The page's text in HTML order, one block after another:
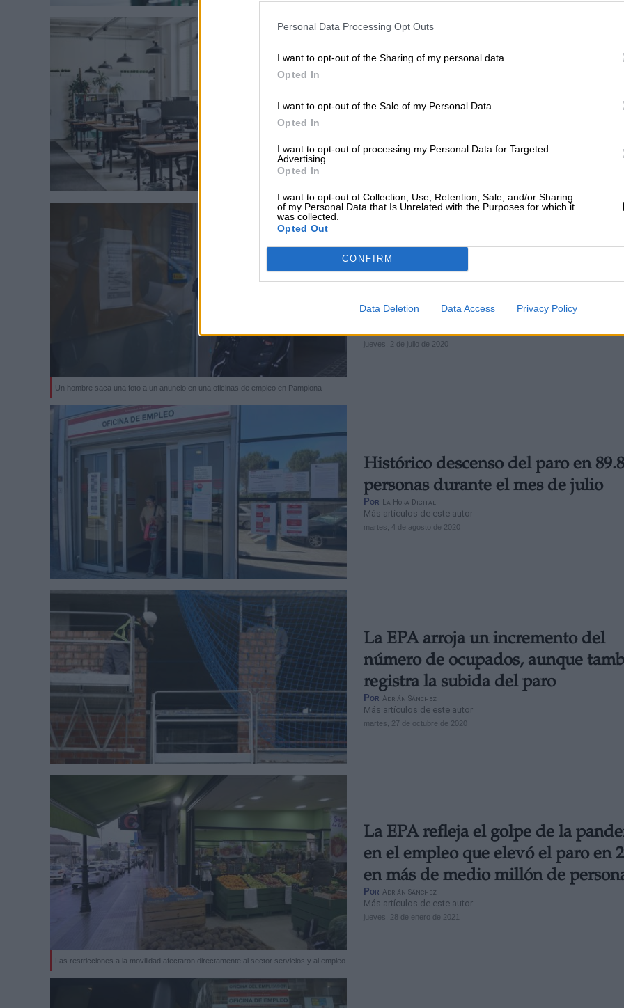
Personal Data Processing Opt Outs
I want to opt-out of the Sharing of my personal data.
Opted In
I want to opt-out of the Sale of my Personal Data.
Opted In
I want to opt-out of processing my Personal Data for Targeted
Advertising.
Opted In
I want to opt-out of Collection, Use, Retention, Sale, and/or Sharing
of my Personal Data that Is Unrelated with the Purposes for which it
was collected.
Opted Out
CONFIRM
Data Deletion Data Access Privacy Policy
El coronavirus provoca el mayor
de 300.000 nuevos desempleados
jueves, 2 de abril de 2020
Un hombre saca una foto a un anuncio en una oficinas de empleo en Pamplona
España cierra junio con más
media a la Seguridad Social, pero
aumento del paro
jueves, 2 de julio de 2020
Histórico descenso del paro en
personas durante el mes de julio
Por La Hora Digital
Más artículos de este autor
martes, 4 de agosto de 2020
La EPA arroja un incremento del
número de ocupados, aunque
registra la subida del paro
Por Adrián Sánchez
Más artículos de este autor
martes, 27 de octubre de 2020
Las restricciones a la movilidad afectaron directamente al sector servicios y al empleo.
La EPA refleja el golpe de la
en el empleo que elevó el paro en
en más de medio millón de
Por Adrián Sánchez
Más artículos de este autor
jueves, 28 de enero de 2021